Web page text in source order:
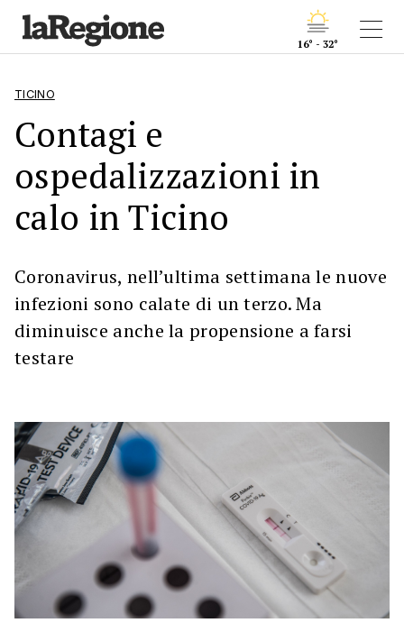
16° - 32°
TICINO
Contagi e
ospedalizzazioni in
calo in Ticino
Coronavirus, nell’ultima settimana le nuove
infezioni sono calate di un terzo. Ma
diminuisce anche la propensione a farsi
testare